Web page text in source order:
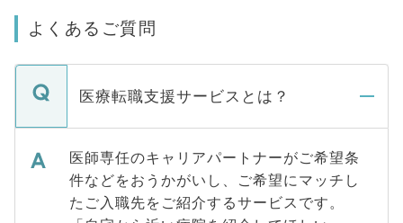
よくあるご質問
医療転職支援サービスとは？
医師専任のキャリアパートナーがご希望条
件などをおうかがいし、ご希望にマッチし
たご入職先をご紹介するサービスです。